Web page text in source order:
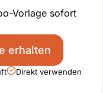
Vorlage sofort
erhalten
Direkt verwenden